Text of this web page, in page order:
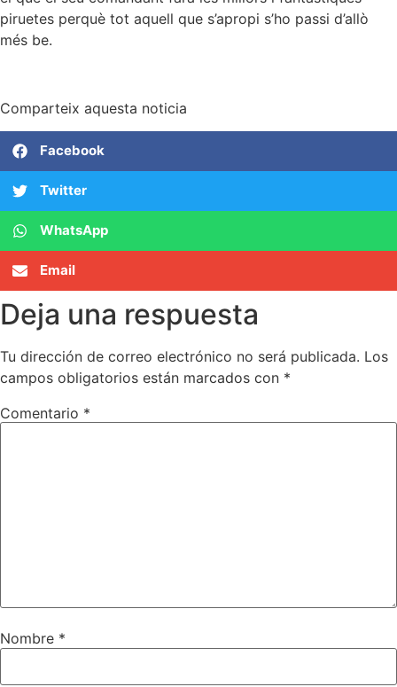
piruetes perquè tot aquell que s’apropi s’ho passi d’allò
més be.
Comparteix aquesta noticia
Facebook
Twitter
WhatsApp
Email
Deja una respuesta
Tu dirección de correo electrónico no será publicada. Los
campos obligatorios están marcados con *
Comentario *
Nombre *